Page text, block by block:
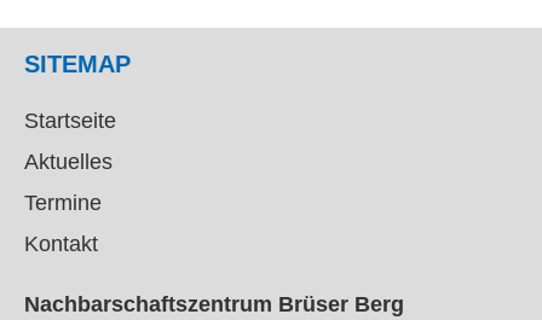
SITEMAP
Startseite
Aktuelles
Termine
Kontakt
Nachbarschaftszentrum Brüser Berg